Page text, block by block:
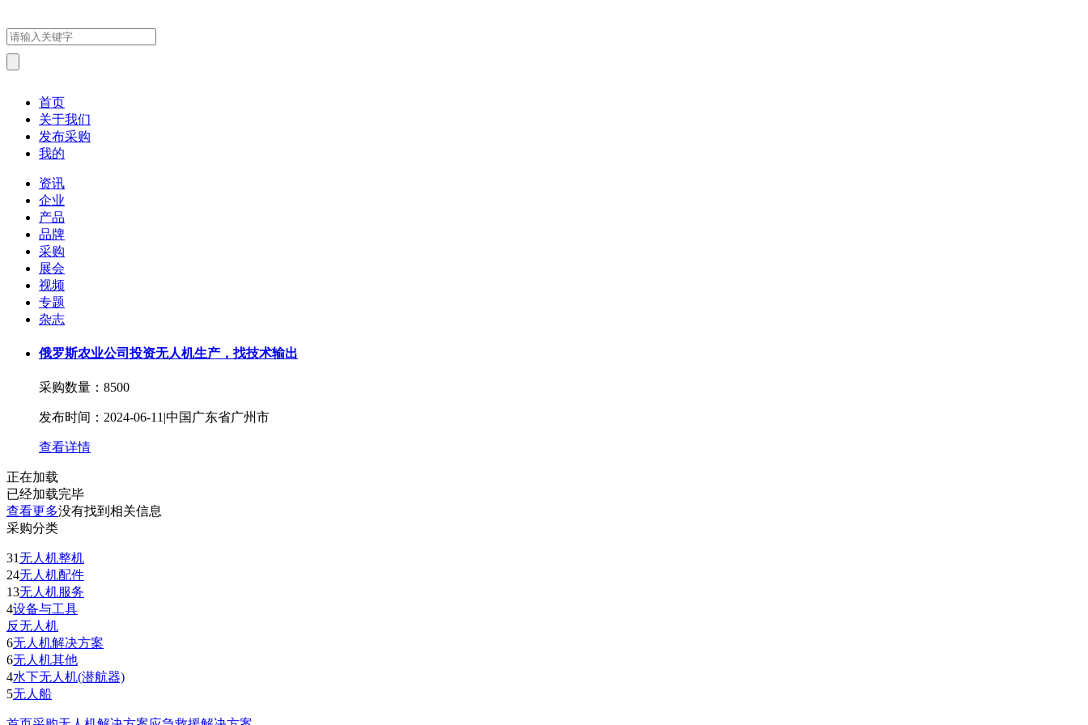
首页
关于我们
发布采购
我的
资讯
企业
产品
品牌
采购
展会
视频
专题
杂志
俄罗斯农业公司投资无人机生产，找技术输出
采购数量：8500
发布时间：2024-06-11|中国广东省广州市
查看详情
正在加载
已经加载完毕
查看更多没有找到 相关信息
采购分类
31无人机整机
24无人机配件
13无人机服务
4设备与工具
反无人机
6无人机解决方案
6无人机其他
4水下无人机(潜航器)
5无人船